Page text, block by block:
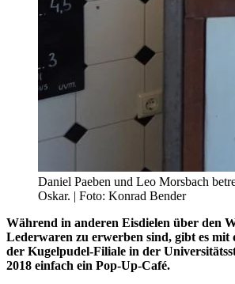
Daniel Paeben und Leo Morsbach
Oskar. | Foto: Konrad Bender
Während in anderen Eisdielen über den
Lederwaren zu erwerben sind, gibt es mit
der Kugelpudel-Filiale in der
2018 einfach ein Pop-Up-Café.